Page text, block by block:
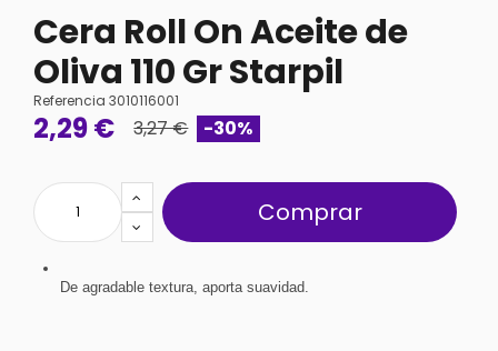
Cera Roll On Aceite de
Oliva 110 Gr Starpil
Referencia 3010116001
2,29 € 3,27 € -30%
Comprar
De agradable textura, aporta suavidad.